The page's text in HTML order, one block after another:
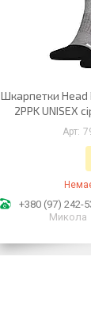
Шкарпетки Head
2PPK UNISEX
+380 (97) 242-
Микола